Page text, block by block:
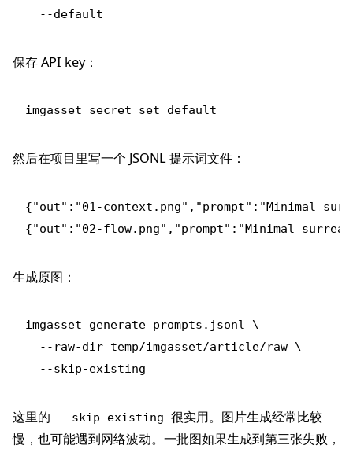
保存 API key：
然后在项目里写一个 JSONL 提示词文件：
{"out":"01-context.png","prompt":"Minimal
生成原图：
imgasset generate prompts.jsonl \
  --raw-dir temp/imgasset/article/raw \
这里的 --skip-existing 很实用。图片生成经常比较
慢，也可能遇到网络波动。一批图如果生成到第三张失败，